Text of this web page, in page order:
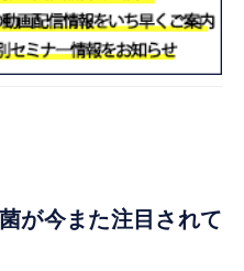
が今また注目されて